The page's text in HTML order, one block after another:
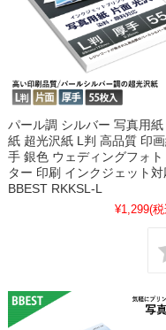
パール調 シルバー 写真用紙
紙 超光沢紙 L判 高品質 印
手 銀色 ウェディングフォト
ター 印刷 インクジェット対
BBEST RKKSL-L
¥1,299(